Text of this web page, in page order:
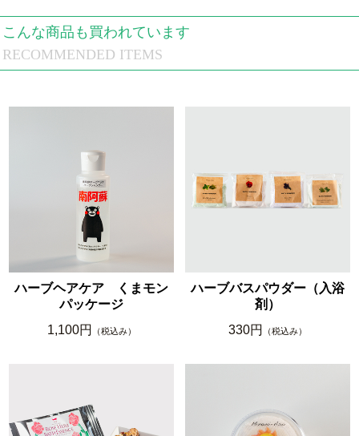
RECOMMENDED ITEMS
こんな商品も買われています
ハーブヘアケア くまモン
パッケージ
1,100円
（税込み）
ハーブバスパウダー（入浴
剤）
330円
（税込み）